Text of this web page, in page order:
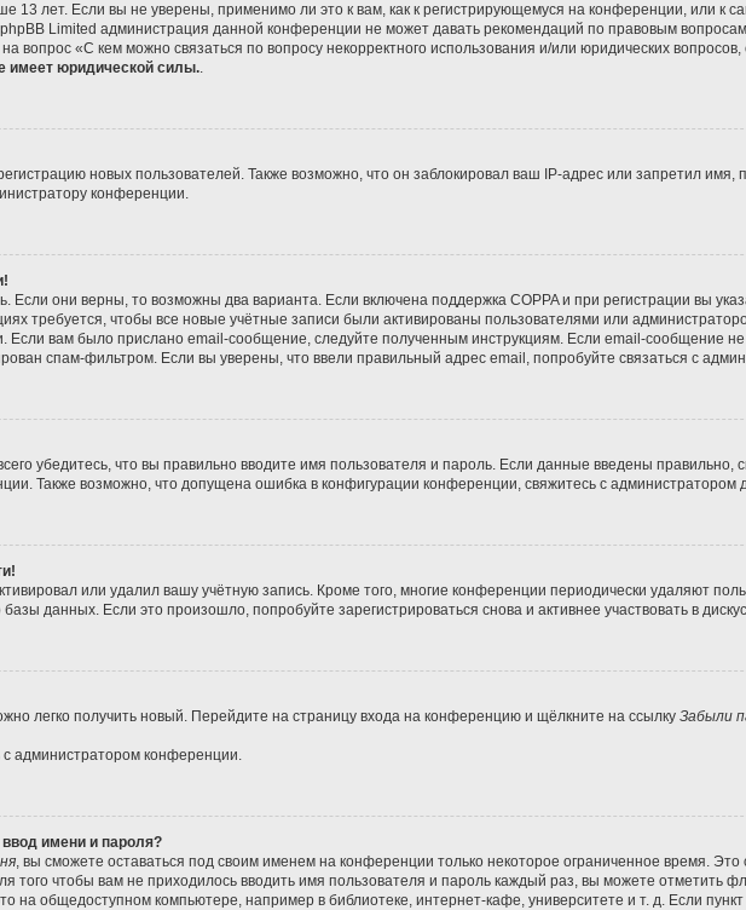
лет. Если вы не уверены, применимо ли это к вам, как к регистрирующемуся на конференции, или к
Limited администрация данной конференции не может давать рекомендаций по правовым
вопрос «С кем можно связаться по вопросу некорректного использования и/или юридических
имеет юридической силы..
новых пользователей. Также возможно, что он заблокировал ваш IP-адрес или запретил имя,
конференции.
Если они верны, то возможны два варианта. Если включена поддержка COPPA и при регистрации вы
требуется, чтобы все новые учётные записи были активированы пользователями или
Если вам было прислано email-сообщение, следуйте полученным инструкциям. Если email-сообщение
спам-фильтром. Если вы уверены, что ввели правильный адрес email, попробуйте связаться с
убедитесь, что вы правильно вводите имя пользователя и пароль. Если данные введены правильно,
Также возможно, что допущена ошибка в конфигурации конференции, свяжитесь с администратором
или удалил вашу учётную запись. Кроме того, многие конференции периодически удаляют
данных. Если это произошло, попробуйте зарегистрироваться снова и активнее участвовать в
легко получить новый. Перейдите на страницу входа на конференцию и щёлкните на ссылку Забыли
с администратором конференции.
имени и пароля?
, вы сможете оставаться под своим именем на конференции только некоторое ограниченное время. Это
того чтобы вам не приходилось вводить имя пользователя и пароль каждый раз, вы можете отметить
на общедоступном компьютере, например в библиотеке, интернет-кафе, университете и т. д. Если пункт